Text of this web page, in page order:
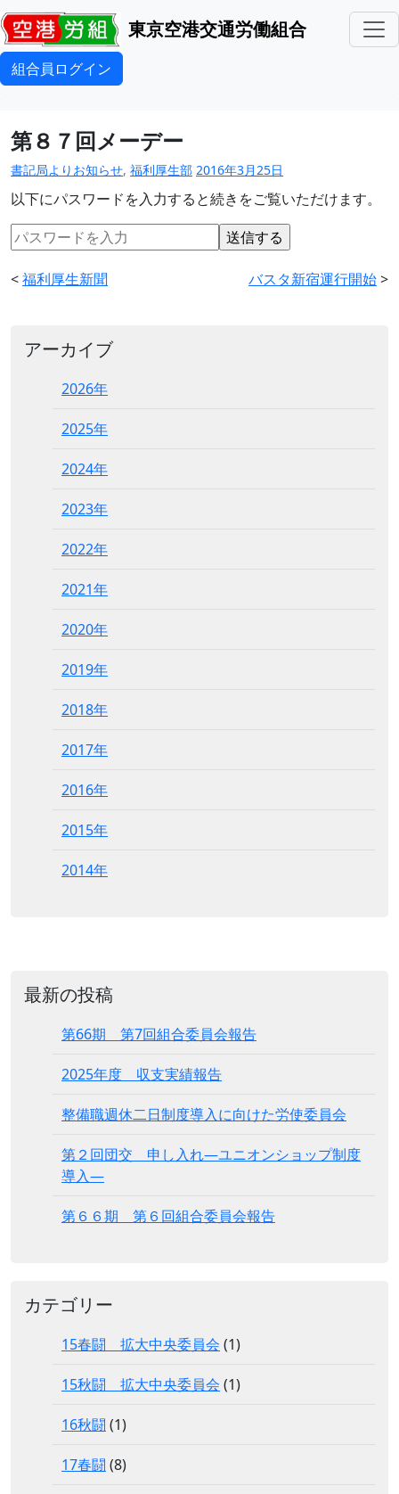
東京空港交通労働組合
組合員ログイン
アーカイブ
2026年
2025年
2024年
2023年
2022年
2021年
2020年
2019年
2018年
2017年
2016年
2015年
2014年
第８７回メーデー
書記局よりお知らせ, 福利厚生部 2016年3月25日
以下にパスワードを入力すると続きをご覧いただけます。
<福利厚生新聞 バスタ新宿運行開始>
最新の投稿
第66期 第7回組合委員会報告
2025年度 収支実績報告
整備職週休二日制度導入に向けた労使委員会
第２回団交 申し入れ―ユニオンショップ制度
導入―
第６６期 第６回組合委員会報告
カテゴリー
15春闘 拡大中央委員会 (1)
15秋闘 拡大中央委員会 (1)
16秋闘 (1)
17春闘 (8)